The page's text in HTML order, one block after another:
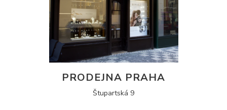
PRODEJNA PRAHA
Štupartská 9